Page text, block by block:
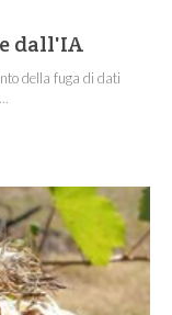
dall'IA
della fuga di dati